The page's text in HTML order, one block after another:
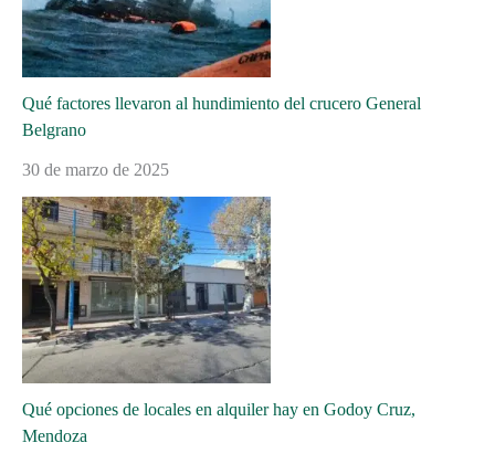
Qué factores llevaron al hundimiento del crucero General
Belgrano
30 de marzo de 2025
Qué opciones de locales en alquiler hay en Godoy Cruz,
Mendoza